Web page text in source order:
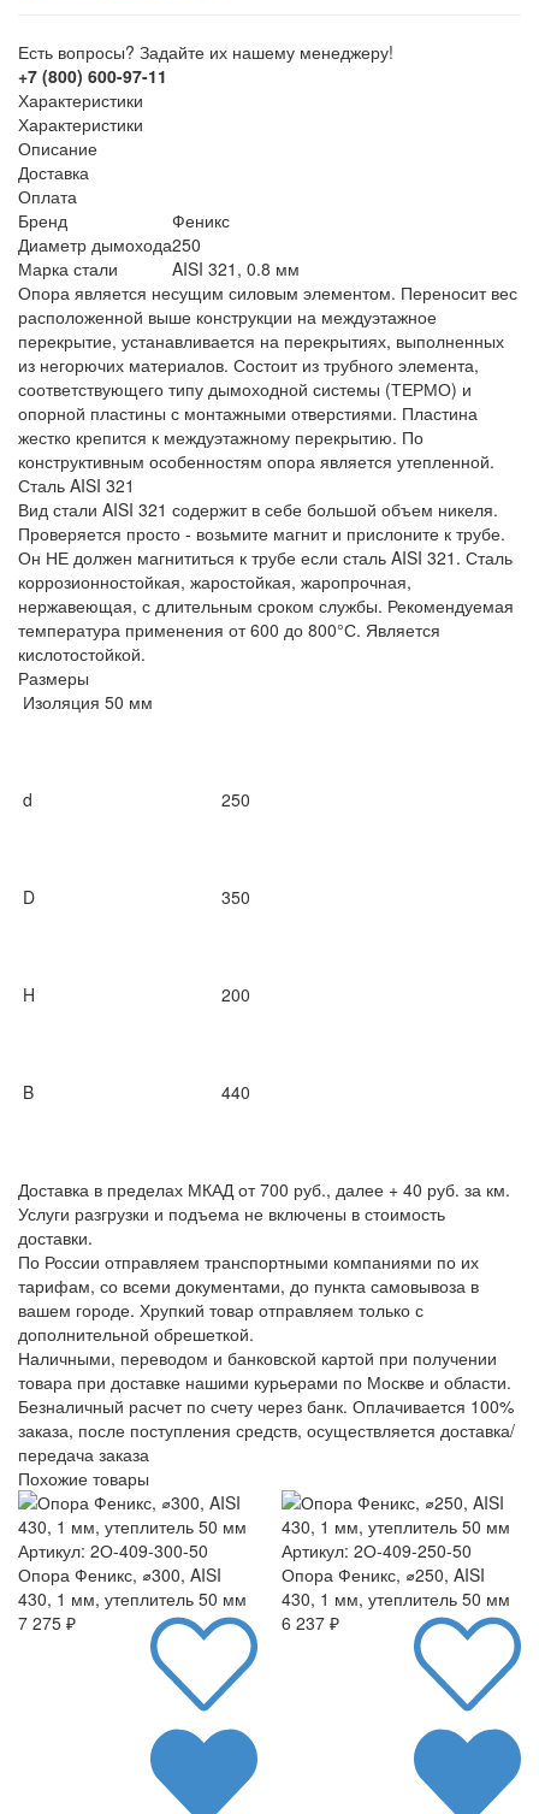
Есть вопросы? Задайте их нашему менеджеру!
+7 (800) 600-97-11
Характеристики
Характеристики
Описание
Доставка
Оплата
Бренд
Феникс
Диаметр дымохода250
Марка стали
AISI 321, 0.8 мм
Опора является несущим силовым элементом. Переносит вес
расположенной выше конструкции на междуэтажное
перекрытие, устанавливается на перекрытиях, выполненных
из негорючих материалов. Состоит из трубного элемента,
соответствующего типу дымоходной системы (ТЕРМО) и
опорной пластины с монтажными отверстиями. Пластина
жестко крепится к междуэтажному перекрытию. По
конструктивным особенностям опора является утепленной.
Сталь AISI 321
Вид стали AISI 321 содержит в себе большой объем никеля.
Проверяется просто - возьмите магнит и прислоните к трубе.
Он НЕ должен магнититься к трубе если сталь AISI 321. Сталь
коррозионностойкая, жаростойкая, жаропрочная,
нержавеющая, с длительным сроком службы. Рекомендуемая
температура применения от 600 до 800°С. Является
кислотостойкой.
Размеры
Изоляция 50 мм
d 250
D 350
H 200
B 440
Доставка в пределах МКАД от 700 руб., далее + 40 руб. за км.
Услуги разгрузки и подъема не включены в стоимость
доставки.
По России отправляем транспортными компаниями по их
тарифам, со всеми документами, до пункта самовывоза в
вашем городе. Хрупкий товар отправляем только с
дополнительной обрешеткой.
Наличными, переводом и банковской картой при получении
товара при доставке нашими курьерами по Москве и области.
Безналичный расчет по счету через банк. Оплачивается 100%
заказа, после поступления средств, осуществляется доставка/
передача заказа
Похожие товары
Артикул: 2О-409-300-50
Опора Феникс, ⌀300, AISI
430, 1 мм, утеплитель 50 мм
7 275 ₽
Артикул: 2О-409-250-50
Опора Феникс, ⌀250, AISI
430, 1 мм, утеплитель 50 мм
6 237 ₽